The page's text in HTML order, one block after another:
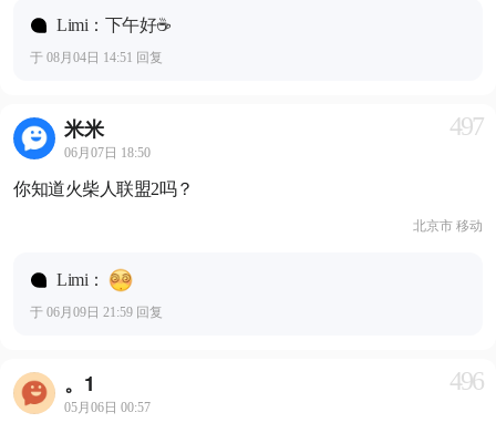
Limi：下午好☕️
于 08月04日 14:51 回复
米米
06月07日 18:50
497
你知道火柴人联盟2吗？
北京市 移动
Limi：
于 06月09日 21:59 回复
。1
05月06日 00:57
496